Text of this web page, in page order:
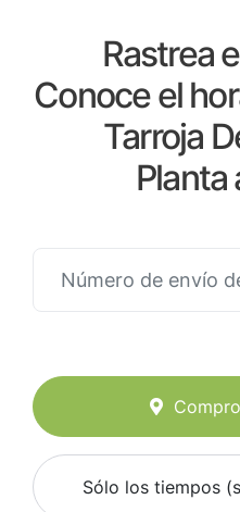
Rastrea
Conoce el
Tarroja
Planta
Sólo los tiempos